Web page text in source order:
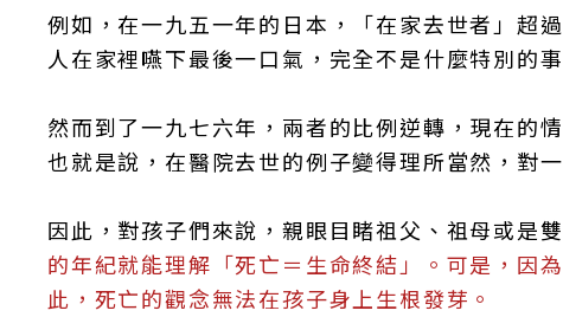
例如，在一九五一年的日本，「在家去世者」超
人在家裡嚥下最後一口氣，完全不是什麼特別的
然而到了一九七六年，兩者的比例逆轉，現在的
也就是說，在醫院去世的例子變得理所當然，對
因此，對孩子們來說，親眼目睹祖父、祖母或是
的年紀就能理解「死亡＝生命終結」。可是，因
此，死亡的觀念無法在孩子身上生根發芽。